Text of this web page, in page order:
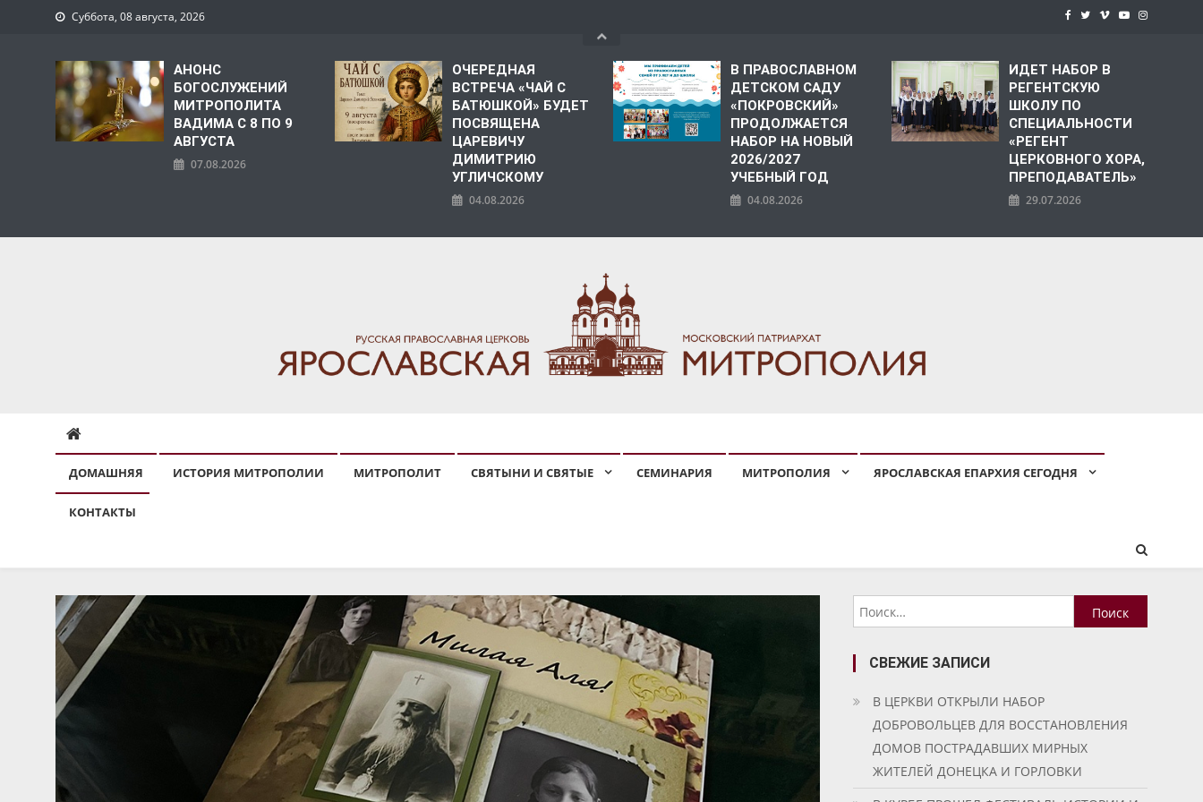
Суббота, 08 августа, 2026
АНОНС
БОГОСЛУЖЕНИЙ
МИТРОПОЛИТА
ВАДИМА С 8 ПО 9
АВГУСТА
07.08.2026
ОЧЕРЕДНАЯ
ВСТРЕЧА «ЧАЙ С
БАТЮШКОЙ» БУДЕТ
ПОСВЯЩЕНА
ЦАРЕВИЧУ
ДИМИТРИЮ
УГЛИЧСКОМУ
04.08.2026
В ПРАВОСЛАВНОМ
ДЕТСКОМ САДУ
«ПОКРОВСКИЙ»
ПРОДОЛЖАЕТСЯ
НАБОР НА НОВЫЙ
2026/2027
УЧЕБНЫЙ ГОД
04.08.2026
ИДЕТ НАБОР В
РЕГЕНТСКУЮ
ШКОЛУ ПО
СПЕЦИАЛЬНОСТИ
«РЕГЕНТ
ЦЕРКОВНОГО ХОРА,
ПРЕПОДАВАТЕЛЬ»
29.07.2026
ДОМАШНЯЯ ИСТОРИЯ МИТРОПОЛИИ МИТРОПОЛИТ СВЯТЫНИ И СВЯТЫЕ СЕМИНАРИЯ МИТРОПОЛИЯ ЯРОСЛАВСКАЯ ЕПАРХИЯ СЕГОДНЯ
КОНТАКТЫ
Найти:
СВЕЖИЕ ЗАПИСИ
В ЦЕРКВИ ОТКРЫЛИ НАБОР
ДОБРОВОЛЬЦЕВ ДЛЯ ВОССТАНОВЛЕНИЯ
ДОМОВ ПОСТРАДАВШИХ МИРНЫХ
ЖИТЕЛЕЙ ДОНЕЦКА И ГОРЛОВКИ